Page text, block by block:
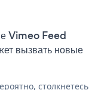
Vimeo Feed
вызвать новые
столкнетесь